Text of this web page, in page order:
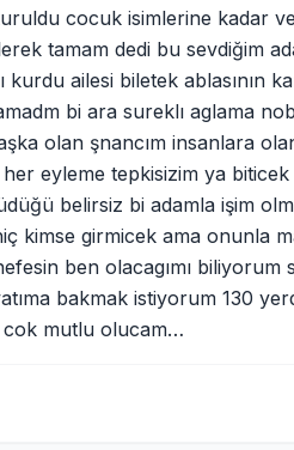
cocuk isimlerine kadar ve
tamam dedi bu sevdiğim
ailesi biletek ablasının
bi ara sureklı aglama
olan şnancım insanlara
eyleme tepkisizim ya
belirsiz bi adamla işim
kimse girmicek ama onunla
ben olacagımı
bakmak istiyorum 130
cok mutlu olucam…